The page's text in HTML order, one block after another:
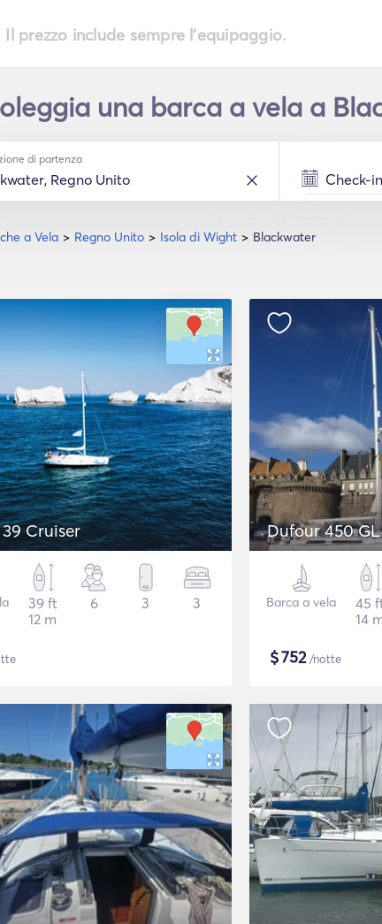
| Il prezzo include sempre l'equipaggio.
una barca a vela a
a Vela Regno Unito Isola di Wight Blackwater
di partenza
Cruiser
39 ft
12 m
6 3 3
Dufour 450 GL
Barca a vela
45
14
$752/notte